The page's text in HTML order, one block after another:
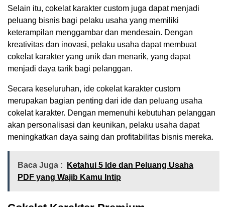
Selain itu, cokelat karakter custom juga dapat menjadi
peluang bisnis bagi pelaku usaha yang memiliki
keterampilan menggambar dan mendesain. Dengan
kreativitas dan inovasi, pelaku usaha dapat membuat
cokelat karakter yang unik dan menarik, yang dapat
menjadi daya tarik bagi pelanggan.
Secara keseluruhan, ide cokelat karakter custom
merupakan bagian penting dari ide dan peluang usaha
cokelat karakter. Dengan memenuhi kebutuhan pelanggan
akan personalisasi dan keunikan, pelaku usaha dapat
meningkatkan daya saing dan profitabilitas bisnis mereka.
Baca Juga :
Ketahui 5 Ide dan Peluang Usaha
PDF yang Wajib Kamu Intip